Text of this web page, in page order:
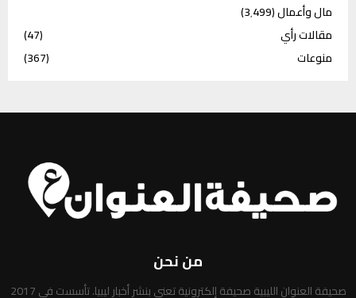
مال وأعمال(3٬499)
مقالات رأي
(47)
منوعات
(367)
من نحن
صحيفة العنوان الليبية صحيفة إلكترونية تعني بنشر أخبار ليبيا. تأسست في 2017